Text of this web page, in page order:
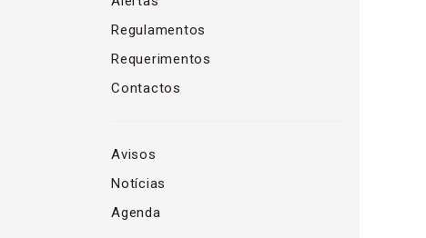
Regulamentos
Requerimentos
Contactos
Avisos
Notícias
Agenda